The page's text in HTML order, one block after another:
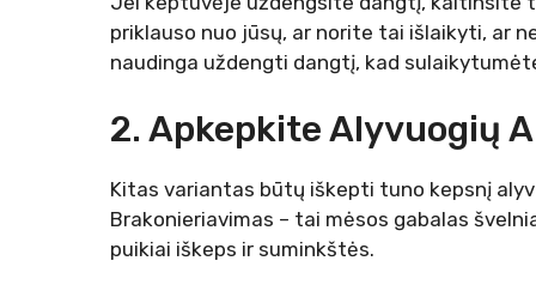
priklauso nuo jūsų, ar norite tai išlaikyti, ar
naudinga uždengti dangtį, kad
2. Apkepkite Alyvuogių
Kitas variantas būtų iškepti tuno kepsnį
Brakonieriavimas – tai mėsos gabalas
puikiai iškeps ir suminkštės.